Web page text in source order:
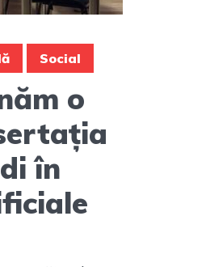
Social
o
în